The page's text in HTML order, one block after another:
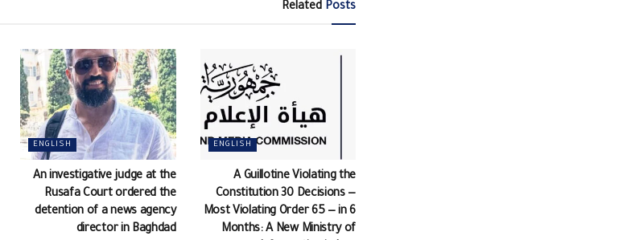
Related Posts
ENGLISH
A Guillotine Violating the
Constitution 30 Decisions —
Most Violating Order 65 — in 6
Months: A New Ministry of
ENGLISH
An investigative judge at the
Rusafa Court ordered the
detention of a news agency
director in Baghdad